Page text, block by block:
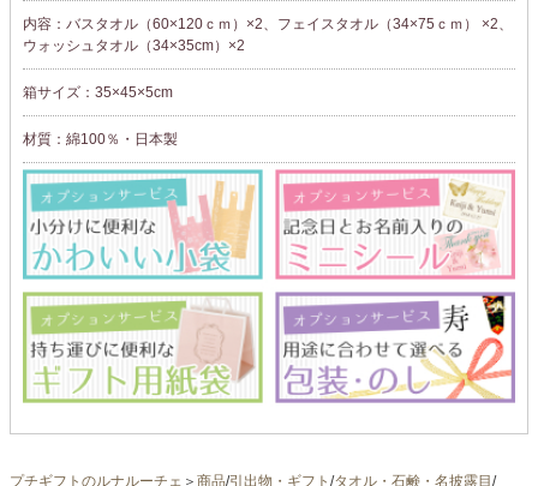
内容：バスタオル（60×120ｃｍ）×2、フェイスタオル（34×75ｃｍ） ×2、
ウォッシュタオル（34×35cm）×2
箱サイズ：35×45×5cm
材質：綿100％・日本製
プチギフトのルナルーチェ ＞ 商品/引出物・ギフト /タオル・石鹸・名披露目/